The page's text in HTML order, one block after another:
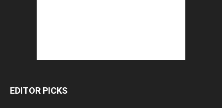
EDITOR PICKS